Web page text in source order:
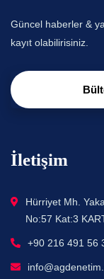
Güncel haberler &
kayıt olabilirisiniz.
İletişim
Hürriyet Mh.
No:57 Kat:3
+90 216 491 56